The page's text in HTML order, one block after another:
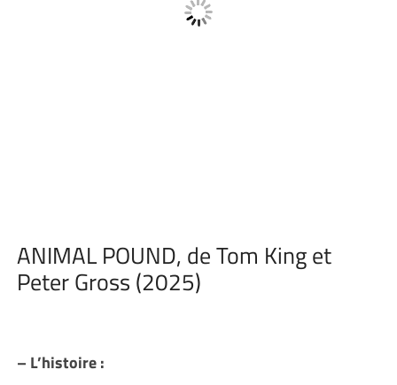
ANIMAL POUND, de Tom King et
Peter Gross (2025)
– L’histoire :